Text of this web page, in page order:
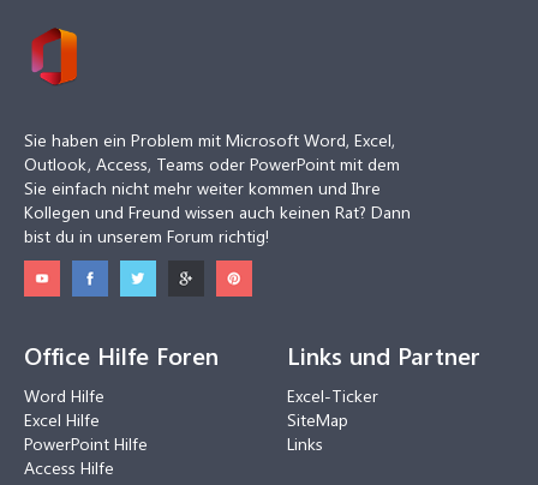
Sie haben ein Problem mit Microsoft Word, Excel,
Outlook, Access, Teams oder PowerPoint mit dem
Sie einfach nicht mehr weiter kommen und Ihre
Kollegen und Freund wissen auch keinen Rat? Dann
bist du in unserem Forum richtig!
Office Hilfe Foren
Word Hilfe
Excel Hilfe
PowerPoint Hilfe
Access Hilfe
Links und Partner
Excel-Ticker
SiteMap
Links